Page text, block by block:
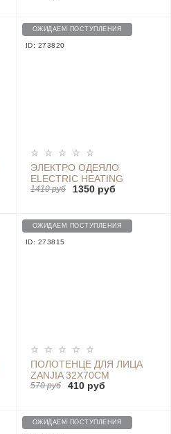
ОЖИДАЕМ ПОСТУПЛЕНИЯ
ID: 273820
ЭЛЕКТРО ОДЕЯЛО
ELECTRIC HEATING
BLANKET 150СМ*80СМ -
1410 руб 1350 руб
ОЖИДАЕМ ПОСТУПЛЕНИЯ
ID: 273815
ПОЛОТЕНЦЕ ДЛЯ ЛИЦА
ZANJIA 32X70CM
(РОЗОВЫЙ)
570 руб 410 руб
ОЖИДАЕМ ПОСТУПЛЕНИЯ